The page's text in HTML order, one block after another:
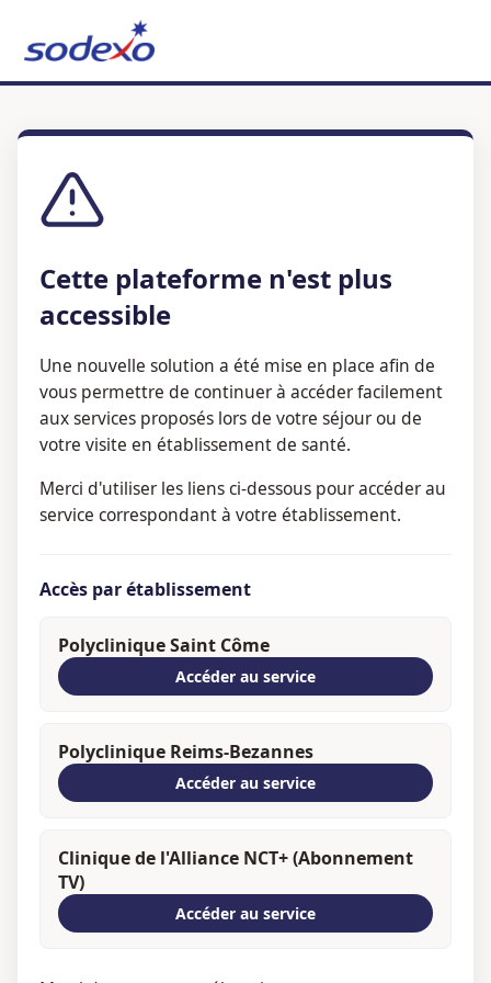
Cette plateforme n'est plus
accessible
Une nouvelle solution a été mise en place afin de
vous permettre de continuer à accéder facilement
aux services proposés lors de votre séjour ou de
votre visite en établissement de santé.
Merci d'utiliser les liens ci-dessous pour accéder au
service correspondant à votre établissement.
Accès par établissement
Polyclinique Saint Côme
Accéder au service
Polyclinique Reims-Bezannes
Accéder au service
Clinique de l'Alliance NCT+ (Abonnement
TV)
Accéder au service